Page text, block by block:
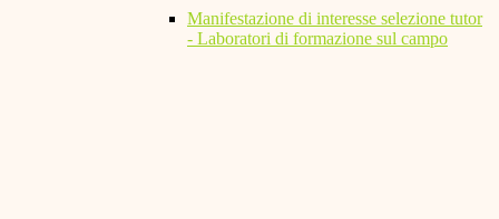
Manifestazione di interesse selezione tutor
- Laboratori di formazione sul campo